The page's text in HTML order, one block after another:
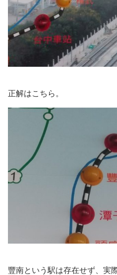
正解はこちら。
豐南という駅は存在せず、実